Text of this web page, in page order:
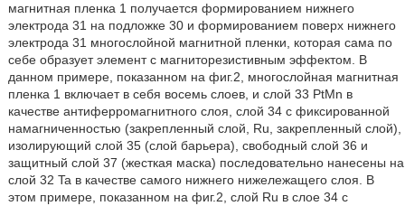
магнитная пленка 1 получается формированием нижнего
электрода 31 на подложке 30 и формированием поверх нижнего
электрода 31 многослойной магнитной пленки, которая сама по
себе образует элемент с магниторезистивным эффектом. В
данном примере, показанном на фиг.2, многослойная магнитная
пленка 1 включает в себя восемь слоев, и слой 33 PtMn в
качестве антиферромагнитного слоя, слой 34 с фиксированной
намагниченностью (закрепленный слой, Ru, закрепленный слой),
изолирующий слой 35 (слой барьера), свободный слой 36 и
защитный слой 37 (жесткая маска) последовательно нанесены на
слой 32 Ta в качестве самого нижнего нижележащего слоя. В
этом примере, показанном на фиг.2, слой Ru в слое 34 с